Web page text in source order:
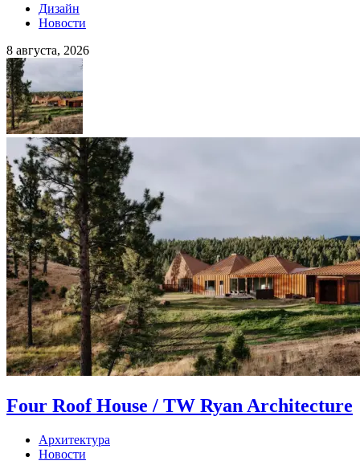
Дизайн
Новости
8 августа, 2026
Four Roof House / TW Ryan Architecture
Архитектура
Новости